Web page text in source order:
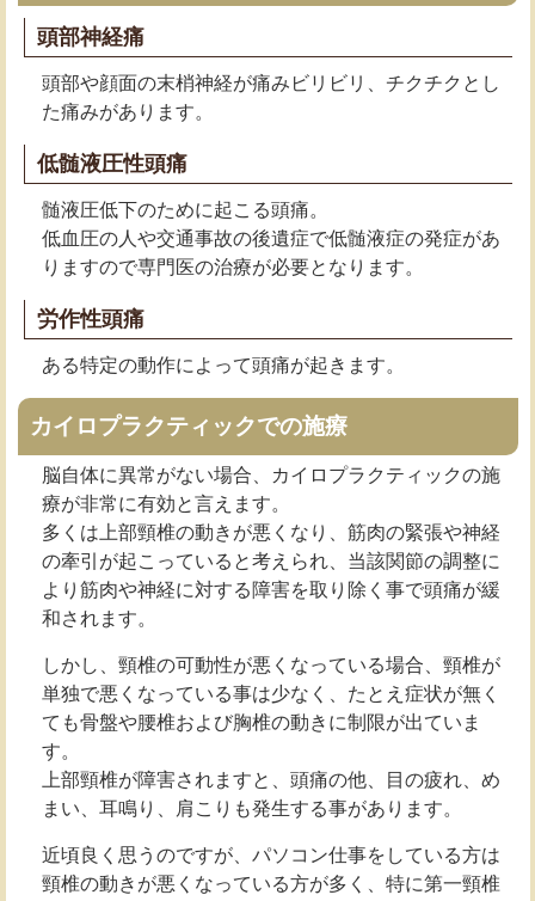
頭部神経痛
頭部や顔面の末梢神経が痛みビリビリ、チクチクとし
た痛みがあります。
低髄液圧性頭痛
髄液圧低下のために起こる頭痛。
低血圧の人や交通事故の後遺症で低髄液症の発症があ
りますので専門医の治療が必要となります。
労作性頭痛
ある特定の動作によって頭痛が起きます。
カイロプラクティックでの施療
脳自体に異常がない場合、カイロプラクティックの施
療が非常に有効と言えます。
多くは上部頸椎の動きが悪くなり、筋肉の緊張や神経
の牽引が起こっていると考えられ、当該関節の調整に
より筋肉や神経に対する障害を取り除く事で頭痛が緩
和されます。
しかし、頸椎の可動性が悪くなっている場合、頸椎が
単独で悪くなっている事は少なく、たとえ症状が無く
ても骨盤や腰椎および胸椎の動きに制限が出ていま
す。
上部頸椎が障害されますと、頭痛の他、目の疲れ、め
まい、耳鳴り、肩こりも発生する事があります。
近頃良く思うのですが、パソコン仕事をしている方は
頸椎の動きが悪くなっている方が多く、特に第一頸椎